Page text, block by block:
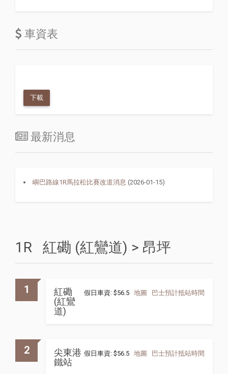
車資表
下載
最新消息
嶼巴路線1R馬拉松比賽改道消息 (2026-01-15)
1R 紅磡 (紅鸞道) > 昂坪
1 假日車資: $56.5 地圖 巴士預計抵站時間
紅磡
(紅鸞
道)
2 假日車資: $56.5 地圖 巴士預計抵站時間
尖東港
鐵站